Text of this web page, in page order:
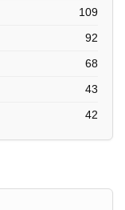
109
92
68
43
42